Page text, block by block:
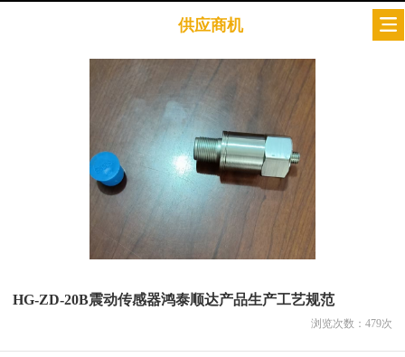
供应商机
HG-ZD-20B震动传感器鸿泰顺达产品生产工艺规范
浏览次数： 479次